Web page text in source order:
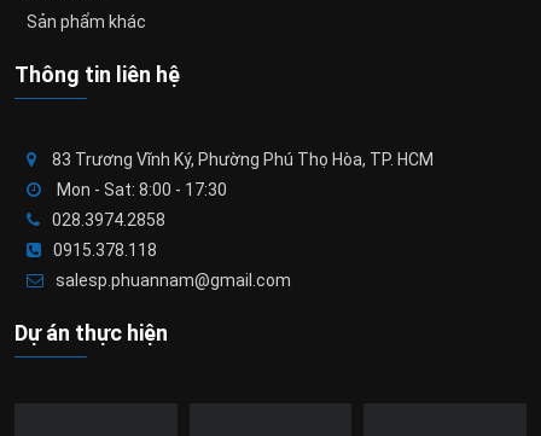
Sản phẩm khác
Thông tin liên hệ
83 Trương Vĩnh Ký, Phường Phú Thọ Hòa, TP. HCM
Mon - Sat: 8:00 - 17:30
028.3974.2858
0915.378.118
salesp.phuannam@gmail.com
Dự án thực hiện